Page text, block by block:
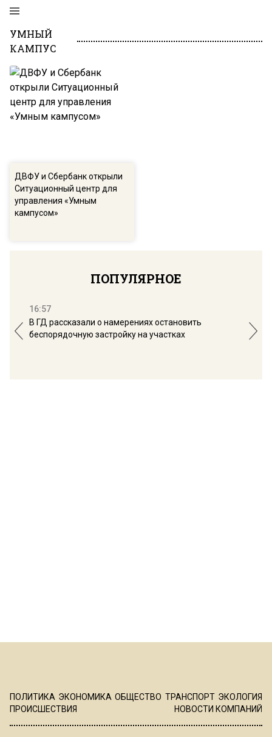
УМНЫЙ
КАМПУС
ДВФУ и Сбербанк открыли
Ситуационный центр для
управления «Умным
кампусом»
ПОПУЛЯРНОЕ
16:57
В ГД рассказали о намерениях остановить
беспорядочную застройку на участках
ПОЛИТИКА ЭКОНОМИКА ОБЩЕСТВО ТРАНСПОРТ ЭКОЛОГИЯ
ПРОИСШЕСТВИЯ
НОВОСТИ КОМПАНИЙ